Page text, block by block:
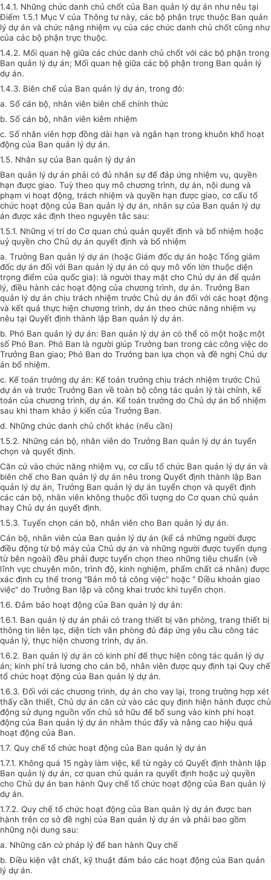
1.4.1. Những chức danh chủ chốt của Ban quản lý dự án như nêu tại
Điểm 1.5.1 Mục V của Thông tư này, các bộ phận trực thuộc Ban quản
lý dự án và chức năng nhiệm vụ của các chức danh chủ chốt cũng như
của các bộ phận trực thuộc.
1.4.2. Mối quan hệ giữa các chức danh chủ chốt với các bộ phận trong
Ban quản lý dự án; Mối quan hệ giữa các bộ phận trong Ban quản lý
dự án.
1.4.3. Biên chế của Ban quản lý dự án, trong đó:
a. Số cán bộ, nhân viên biên chế chính thức
b. Số cán bộ, nhân viên kiêm nhiệm
c. Số nhân viên hợp đồng dài hạn và ngắn hạn trong khuôn khổ hoạt
động của Ban quản lý dự án.
1.5. Nhân sự của Ban quản lý dự án
Ban quản lý dự án phải có đủ nhân sự để đáp ứng nhiệm vụ, quyền
hạn được giao. Tuỳ theo quy mô chương trình, dự án, nội dung và
phạm vi hoạt động, trách nhiệm và quyền hạn được giao, cơ cấu tổ
chức hoạt động của Ban quản lý dự án, nhân sự của Ban quản lý dự
án được xác định theo nguyên tắc sau:
1.5.1. Những vị trí do Cơ quan chủ quản quyết định và bổ nhiệm hoặc
uỷ quyền cho Chủ dự án quyết định và bổ nhiệm
a. Trưởng Ban quản lý dự án (hoặc Giám đốc dự án hoặc Tổng giám
đốc dự án đối với Ban quản lý dự án có quy mô vốn lớn thuộc diện
trọng điểm của quốc gia): là người thay mặt cho Chủ dự án để quản
lý, điều hành các hoạt động của chương trình, dự án. Trưởng Ban
quản lý dự án chịu trách nhiệm trước Chủ dự án đối với các hoạt động
và kết quả thực hiện chương trình, dự án theo chức năng nhiệm vụ
nêu tại Quyết định thành lập Ban quản lý dự án.
b. Phó Ban quản lý dự án: Ban quản lý dự án có thể có một hoặc một
số Phó Ban. Phó Ban là người giúp Trưởng ban trong các công việc do
Trưởng Ban giao; Phó Ban do Trưởng ban lựa chọn và đề nghị Chủ dự
án bổ nhiệm.
c. Kế toán trưởng dự án: Kế toán trưởng chịu trách nhiệm trước Chủ
dự án và trước Trưởng Ban về toàn bộ công tác quản lý tài chính, kế
toán của chương trình, dự án. Kế toán trưởng do Chủ dự án bổ nhiệm
sau khi tham khảo ý kiến của Trưởng Ban.
d. Những chức danh chủ chốt khác (nếu cần)
1.5.2. Những cán bộ, nhân viên do Trưởng Ban quản lý dự án tuyển
chọn và quyết định.
Căn cứ vào chức năng nhiệm vụ, cơ cấu tổ chức Ban quản lý dự án và
biên chế cho Ban quản lý dự án nêu trong Quyết định thành lập Ban
quản lý dự án, Trưởng Ban quản lý dự án tuyển chọn và quyết định
các cán bộ, nhân viên không thuộc đối tượng do Cơ quan chủ quản
hay Chủ dự án quyết định.
1.5.3. Tuyển chọn cán bộ, nhân viên cho Ban quản lý dự án.
Cán bộ, nhân viên của Ban quản lý dự án (kể cả những người được
điều động từ bộ máy của Chủ dự án và những người được tuyển dụng
từ bên ngoài) đều phải được tuyển chọn theo những tiêu chuẩn (về
lĩnh vực chuyên môn, trình độ, kinh nghiệm, phẩm chất cá nhân) được
xác định cụ thể trong "Bản mô tả công việc" hoặc " Điều khoản giao
việc" do Trưởng Ban lập và công khai trước khi tuyển chọn.
1.6. Đảm bảo hoạt động của Ban quản lý dự án:
1.6.1. Ban quản lý dự án phải có trang thiết bị văn phòng, trang thiết bị
thông tin liên lạc, diện tích văn phòng đủ đáp ứng yêu cầu công tác
quản lý, thực hiện chương trình, dự án.
1.6.2. Ban quản lý dự án có kinh phí để thực hiện công tác quản lý dự
án; kinh phí trả lương cho cán bộ, nhân viên được quy định tại Quy chế
tổ chức hoạt động của Ban quản lý dự án.
1.6.3. Đối với các chương trình, dự án cho vay lại, trong trường hợp xét
thấy cần thiết, Chủ dự án căn cứ vào các quy định hiện hành được chủ
động sử dụng nguồn vốn chủ sở hữu để bổ sung vào kinh phí hoạt
động của Ban quản lý dự án nhằm thúc đẩy và nâng cao hiệu quả
hoạt động của Ban.
1.7. Quy chế tổ chức hoạt động của Ban quản lý dự án
1.7.1. Không quá 15 ngày làm việc, kể từ ngày có Quyết định thành lập
Ban quản lý dự án, cơ quan chủ quản ra quyết định hoặc uỷ quyền
cho Chủ dự án ban hành Quy chế tổ chức hoạt động của Ban quản lý
dự án.
1.7.2. Quy chế tổ chức hoạt động của Ban quản lý dự án được ban
hành trên cơ sở đề nghị của Ban quản lý dự án và phải bao gồm
những nội dung sau:
a. Những căn cứ pháp lý để ban hành Quy chế
b. Điều kiện vật chất, kỹ thuật đảm bảo các hoạt động của Ban quản
lý dự án.